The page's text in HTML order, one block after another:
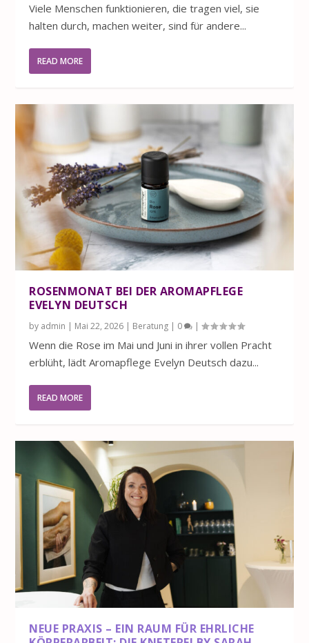
Viele Menschen funktionieren, die tragen viel, sie
halten durch, machen weiter, sind für andere...
READ MORE
ROSENMON AT BEI DER AROMAPFLEGE
EVELYN DEUTSCH
by admin | Mai 22, 2026 | Beratung | 0 |
Wenn die Rose im Mai und Juni in ihrer vollen Pracht
erblüht, lädt Aromapflege Evelyn Deutsch dazu...
READ MORE
NEUE PRAXIS – EIN RAUM FÜR EHRLICHE